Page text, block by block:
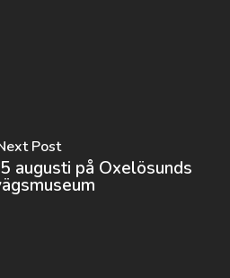
Post
augusti på Oxelösunds